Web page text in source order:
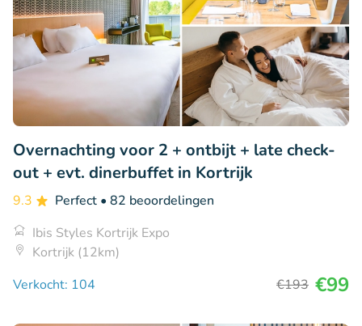
Overnachting voor 2 + ontbijt + late check-
out + evt. dinerbuffet in Kortrijk
9.3 Perfect • 82 beoordelingen
Ibis Styles Kortrijk Expo
Kortrijk (12km)
Verkocht: 104
€193 €99